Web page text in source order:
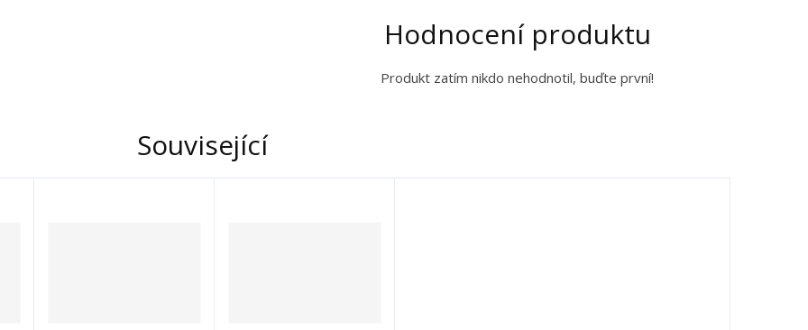
Hodnocení produktu
Produkt zatím nikdo nehodnotil, buďte první!
Související